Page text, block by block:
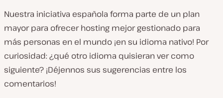
Nuestra iniciativa española forma parte de un plan
mayor para ofrecer hosting mejor gestionado para
más personas en el mundo ¡en su idioma nativo! Por
curiosidad: ¿qué otro idioma quisieran ver como
siguiente? ¡Déjennos sus sugerencias entre los
comentarios!